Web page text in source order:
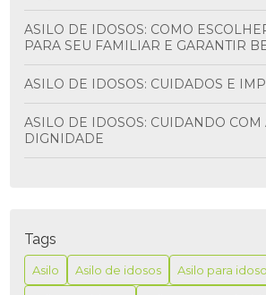
ASILO DE IDOSOS: COMO ESCOLHER O MELHOR
PARA SEU FAMILIAR E GARANTIR
ASILO DE IDOSOS: CUIDADOS E
ASILO DE IDOSOS: CUIDANDO COM AMOR E
DIGNIDADE
ASILO PARA IDOSO É MELHOR PARA GARANTIR
CONFORTO E SEGURANÇA NA
Tags
Asilo Asilo de idosos Asilo para idoso